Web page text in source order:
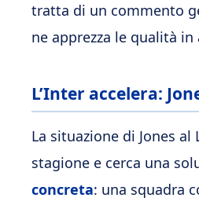
tratta di un commento
ne apprezza le qualità
L’Inter accelera:
La situazione di Jones
stagione e cerca una
concreta: una squadra